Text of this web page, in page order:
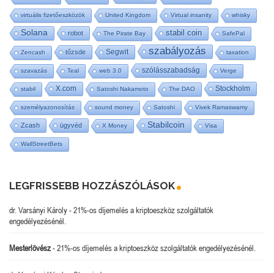
virtuális fizetőeszközök United Kingdom Virtual insanity whisky
Solana robot The Pirate Bay stabil coin SafePal
Zencash tőzsde Segwit szabályozás taxation
szavazás Teal web 3.0 szólásszabadság Verge
stabil X.com Satoshi Nakamoto The DAO Stockholm
személyazonosítás sound money Satoshi Vivek Ramaswamy
Zcash ügyvéd X Money Stabilcoin Visa
WallStreetBets
LEGFRISSEBB HOZZÁSZÓLÁSOK
dr. Varsányi Károly-21%-os díjemelés a kriptoeszköz szolgáltatók
engedélyezésénél.
Mesterlövész-21%-os díjemelés a kriptoeszköz szolgáltatók engedélyezésénél.